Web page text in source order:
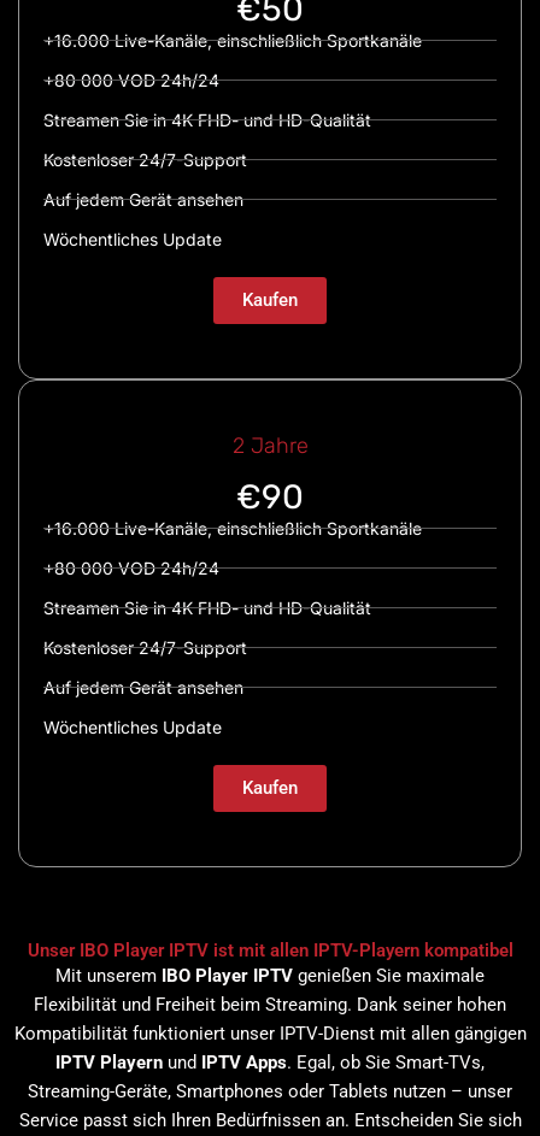
€50
+16.000 Live-Kanäle, einschließlich Sportkanäle
+80 000 VOD 24h/24
Streamen Sie in 4K FHD- und HD-Qualität
Kostenloser 24/7-Support
Auf jedem Gerät ansehen
Wöchentliches Update
Kaufen
2 Jahre
€90
+16.000 Live-Kanäle, einschließlich Sportkanäle
+80 000 VOD 24h/24
Streamen Sie in 4K FHD- und HD-Qualität
Kostenloser 24/7-Support
Auf jedem Gerät ansehen
Wöchentliches Update
Kaufen
Unser IBO Player IPTV ist mit allen IPTV-Playern kompatibel
Mit unserem IBO Player IPTV genießen Sie maximale
Flexibilität und Freiheit beim Streaming. Dank seiner hohen
Kompatibilität funktioniert unser IPTV-Dienst mit allen gängigen
IPTV Playern und IPTV Apps. Egal, ob Sie Smart-TVs,
Streaming-Geräte, Smartphones oder Tablets nutzen – unser
Service passt sich Ihren Bedürfnissen an. Entscheiden Sie sich